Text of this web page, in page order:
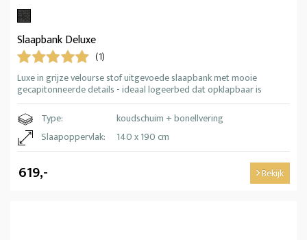
Slaapbank Deluxe
(1)
Luxe in grijze velourse stof uitgevoede slaapbank met mooie
gecapitonneerde details - ideaal logeerbed dat opklapbaar is
Type:
koudschuim + bonellvering
Slaapoppervlak:
140 x 190 cm
619,- Bekijk